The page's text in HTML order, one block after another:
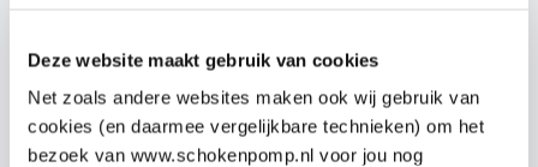
Deze website maakt gebruik van cookies
Net zoals andere websites maken ook wij gebruik van
cookies (en daarmee vergelijkbare technieken) om het
bezoek van www.schokenpomp.nl voor jou nog
Het tweede deel is de praktijktraining van de
training vindt plaats op de vestiging van de
Pratumplaats 1, 3454NA, Utrechtopwoensdag 13